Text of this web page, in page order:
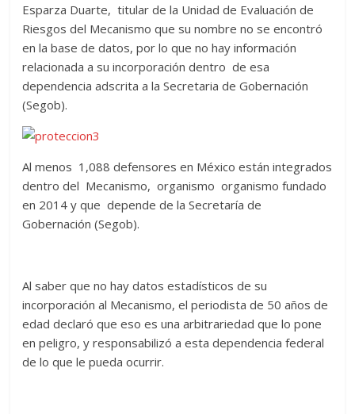
Esparza Duarte, titular de la Unidad de Evaluación de
Riesgos del Mecanismo que su nombre no se encontró
en la base de datos, por lo que no hay información
relacionada a su incorporación dentro de esa
dependencia adscrita a la Secretaria de Gobernación
(Segob).
Al menos 1,088 defensores en México están integrados
dentro del Mecanismo, organismo organismo fundado
en 2014 y que depende de la Secretaría de
Gobernación (Segob).
Al saber que no hay datos estadísticos de su
incorporación al Mecanismo, el periodista de 50 años de
edad declaró que eso es una arbitrariedad que lo pone
en peligro, y responsabilizó a esta dependencia federal
de lo que le pueda ocurrir.